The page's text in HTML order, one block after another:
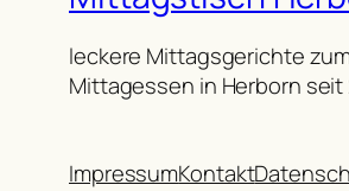
leckere Mittagsgerichte
Mittagessen in Herborn seit
ImpressumKontakt